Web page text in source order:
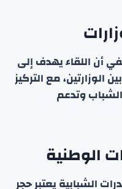
أن اللقاء يهدف إلى
الوزارتين، مع التركيز
وتدعم
الوطنية
الشبابية يعتبر حجر